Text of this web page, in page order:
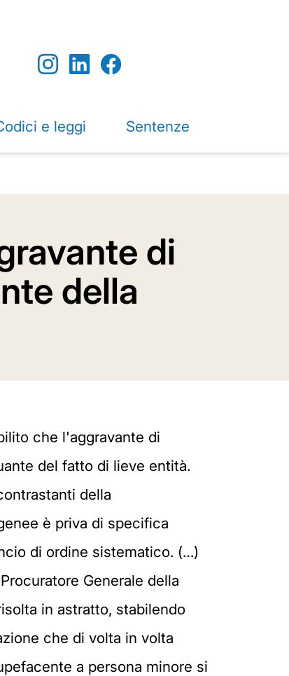
e leggi Sentenze
di
della
che l'aggravante di
del fatto di lieve entità.
della
è priva di specifica
di ordine sistematico. (…)
Generale della
in astratto, stabilendo
che di volta in volta
a persona minore si